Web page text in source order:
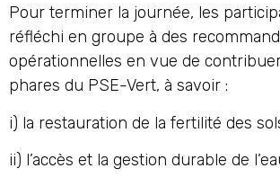
Pour terminer la journée, les
réfléchi en groupe à des
opérationnelles en vue de
phares du PSE-Vert, à savoir :
i) la restauration de la fertilité des
ii) l’accès et la gestion durable de